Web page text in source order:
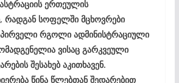
ერთეულის
რადგან სოფელში მცხოვრები
რგოლი ადმინისტრაციული
ვისაც გარკვეული
შესახებ აკითხავენ.
წინა წლებთან შედარებით